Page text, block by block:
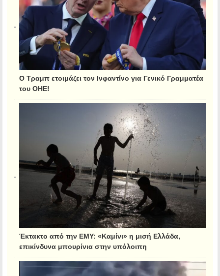
Ο Τραμπ ετοιμάζει τον Ινφαντίνο για Γενικό Γραμματέα
του ΟΗΕ!
Έκτακτο από την ΕΜΥ: «Καμίνι» η μισή Ελλάδα,
επικίνδυνα μπουρίνια στην υπόλοιπη